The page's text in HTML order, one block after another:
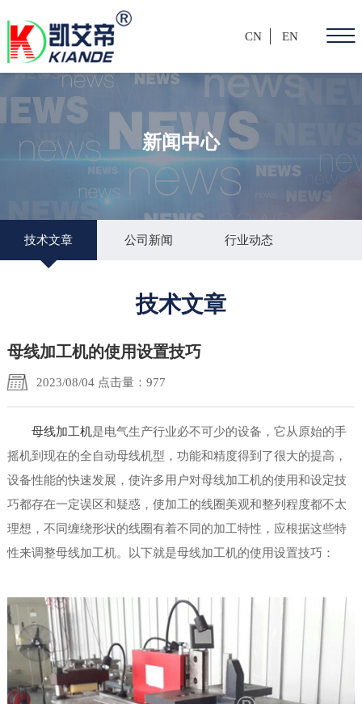
CN EN
新闻中心
技术文章 公司新闻 行业动态
技术文章
母线加工机的使用设置技巧
2023/08/04 点击量：977
母线加工机是电气生产行业必不可少的设备，它从原始的手
摇机到现在的全自动母线机型，功能和精度得到了很大的提高，
设备性能的快速发展，使许多用户对母线加工机的使用和设定技
巧都存在一定误区和疑惑，使加工的线圈美观和整列程度都不太
理想，不同缠绕形状的线圈有着不同的加工特性，应根据这些特
性来调整母线加工机。以下就是母线加工机的使用设置技巧：